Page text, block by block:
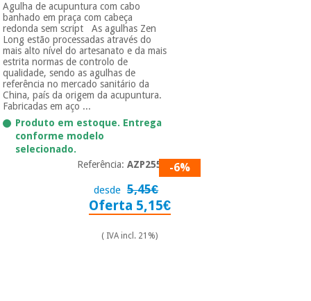
Agulha de acupuntura com cabo
banhado em praça com cabeça
redonda sem script As agulhas Zen
Long estão processadas através do
mais alto nível do artesanato e da mais
estrita normas de controlo de
qualidade, sendo as agulhas de
referência no mercado sanitário da
China, país da origem da acupuntura.
Fabricadas em aço ...
Produto em estoque. Entrega
conforme modelo
selecionado.
Referência:AZP2550 -6%
desde 5,45€
Oferta 5,15€
( IVA incl. 21%)